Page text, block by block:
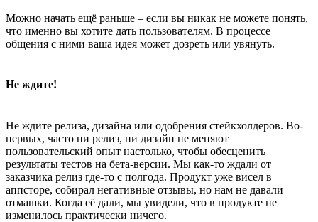
Можно начать ещё раньше – если вы никак не можете понять,
что именно вы хотите дать пользователям. В процессе
общения с ними ваша идея может дозреть или увянуть.
Не ждите!
Не ждите релиза, дизайна или одобрения стейкхолдеров. Во-
первых, часто ни релиз, ни дизайн не меняют
пользовательский опыт настолько, чтобы обесценить
результаты тестов на бета-версии. Мы как-то ждали от
заказчика релиз где-то с полгода. Продукт уже висел в
аппсторе, собирал негативные отзывы, но нам не давали
отмашки. Когда её дали, мы увидели, что в продукте не
изменилось практически ничего.